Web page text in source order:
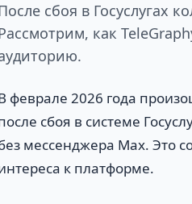
сбоя в Госуслугах
как
феврале 2026 года
сбоя в системе
мессенджера Max. Это
к платформе.